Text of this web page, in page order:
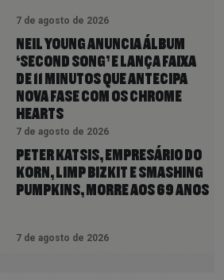
7 de agosto de 2026
NEIL YOUNG ANUNCIA ÁLBUM
‘SECOND SONG’ E LANÇA FAIXA
DE 11 MINUTOS QUE ANTECIPA
NOVA FASE COM OS CHROME
HEARTS
7 de agosto de 2026
PETER KATSIS, EMPRESÁRIO DO
KORN, LIMP BIZKIT E SMASHING
PUMPKINS, MORRE AOS 69 ANOS
7 de agosto de 2026